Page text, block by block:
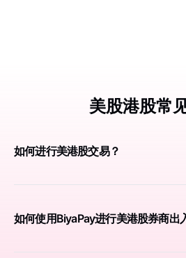
美股港股常
如何进行美港股交易？
如何使用BiyaPay进行美港股券商出